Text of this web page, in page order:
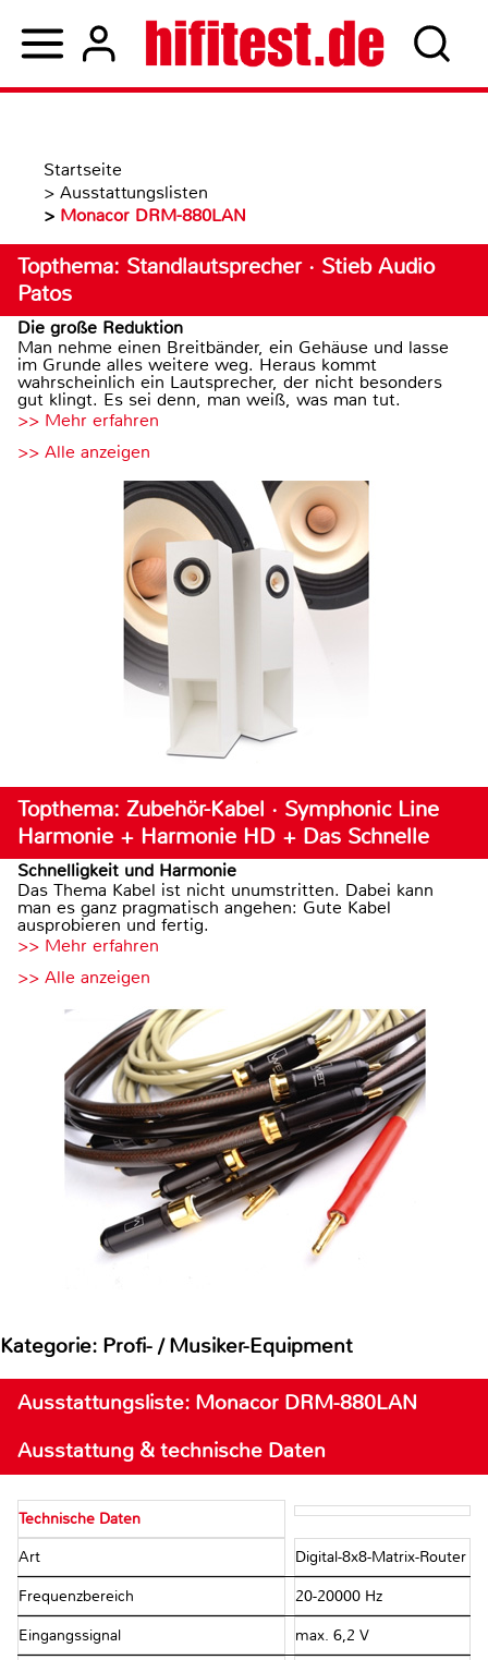
Startseite
> Ausstattungslisten
> Monacor DRM-880LAN
Topthema: Standlautsprecher · Stieb Audio
Patos
Die große Reduktion
Man nehme einen Breitbänder, ein Gehäuse und lasse
im Grunde alles weitere weg. Heraus kommt
wahrscheinlich ein Lautsprecher, der nicht besonders
gut klingt. Es sei denn, man weiß, was man tut.
>> Mehr erfahren
>> Alle anzeigen
Topthema: Zubehör-Kabel · Symphonic Line
Harmonie + Harmonie HD + Das Schnelle
Schnelligkeit und Harmonie
Das Thema Kabel ist nicht unumstritten. Dabei kann
man es ganz pragmatisch angehen: Gute Kabel
ausprobieren und fertig.
>> Mehr erfahren
>> Alle anzeigen
Kategorie: Profi- / Musiker-Equipment
Ausstattungsliste: Monacor DRM-880LAN
Ausstattung & technische Daten
Technische Daten
Art Digital-8x8-Matrix-Router
Frequenzbereich 20-20000 Hz
Eingangssignal max. 6,2 V